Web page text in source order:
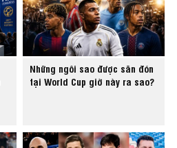
Những ngôi sao được săn đón
tại World Cup giờ này ra sao?